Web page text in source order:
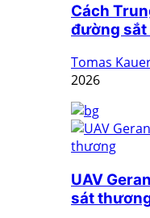
Cách
đường sắt
Tomas
2026
UAV
sát